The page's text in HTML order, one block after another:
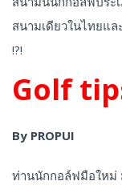
สนามเดียวในไทยแ
!?!
Golf
By PROPUI
ท่านนักกอล์ฟมือใหม่